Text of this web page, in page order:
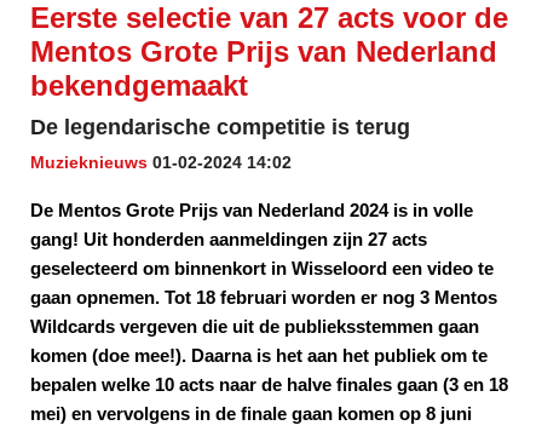
Eerste selectie van 27 acts voor de
Mentos Grote Prijs van Nederland
bekendgemaakt
De legendarische competitie is terug
Muzieknieuws 01-02-2024 14:02
De Mentos Grote Prijs van Nederland 2024 is in volle
gang! Uit honderden aanmeldingen zijn 27 acts
geselecteerd om binnenkort in Wisseloord een video te
gaan opnemen. Tot 18 februari worden er nog 3 Mentos
Wildcards vergeven die uit de publieksstemmen gaan
komen (doe mee!). Daarna is het aan het publiek om te
bepalen welke 10 acts naar de halve finales gaan (3 en 18
mei) en vervolgens in de finale gaan komen op 8 juni